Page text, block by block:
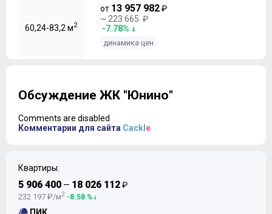
60,24-83,2 м2
от 13 957 982₽
~ 223 665 ₽
-7.78%
динамика цен
Обсуждение ЖК "Юнино"
Comments are disabled
Комментарии для сайта Cackl e
Квартиры:
5 906 400 — 18 026 112₽
232 197 ₽/м2 -8.58 %